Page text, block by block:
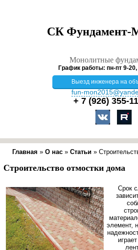
СК Фундамент-
Монолитные
График работы: пн-пт 9-20,
Выезд инженера на
fun-
+ 7 (926) 355-
Главная » О нас » Статьи »
Строительство отмостки дома
Срок
элемент,